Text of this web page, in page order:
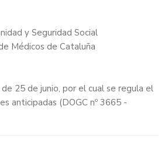
y Seguridad Social
Médicos de Cataluña
25 de junio, por el cual se regula el
anticipadas (DOGC nº 3665 -